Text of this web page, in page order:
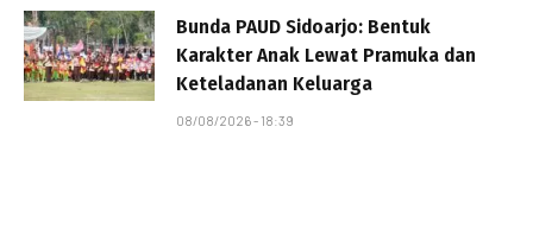
Bunda PAUD Sidoarjo: Bentuk
Karakter Anak Lewat Pramuka dan
Keteladanan Keluarga
08/08/2026 - 18:39